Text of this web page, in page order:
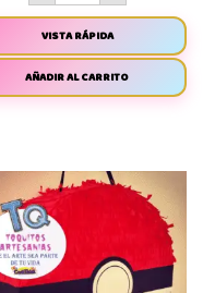
VISTA RÁPIDA
AÑADIR AL CARRITO